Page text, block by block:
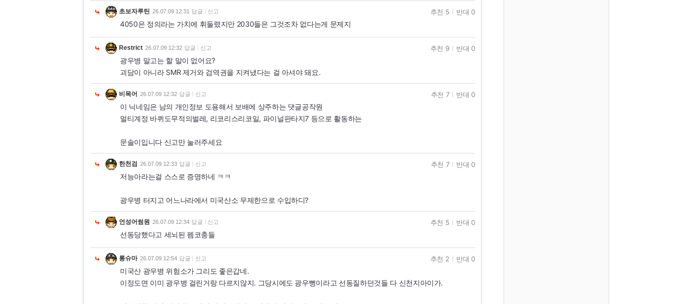
초보자루틴 26.07.09 12:31 답글 신고
4050은 정의라는 가치에 휘둘렸지만 2030들은 그것조차 없다는게 문제지
추천 5 반대 0
Restrict 26.07.09 12:32 답글 신고
광우병 말고는 할 말이 없어요?
괴담이 아니라 SMR 제거와 검역권을 지켜냈다는 걸 아셔야 돼요.
추천 9 반대 0
비목어 26.07.09 12:32 답글 신고
이 닉네임은 남의 개인정보 도용해서 보배에 상주하는 댓글공작원
멀티계정 바퀴도무적의벌레, 리코리스리코일, 파이널판타지7 등으로 활동하는
문솔이입니다 신고만 눌러주세요
추천 7 반대 0
한천검 26.07.09 12:33 답글 신고
저능아라는걸 스스로 증명하네 ㅋㅋ
광우병 터지고 어느나라에서 미국산소 무제한으로 수입하디?
추천 7 반대 0
언성어썸원 26.07.09 12:34 답글 신고
선동당했다고 세뇌된 펨코충들
추천 5 반대 0
롱슈마 26.07.09 12:54 답글 신고
미국산 광우병 위험소가 그리도 좋은갑네.
이정도면 이미 광우병 걸린거랑 다르지않지. 그당시에도 광우뻥이라고 선동질하던것들 다 신천지아이가.
추천 2 반대 0